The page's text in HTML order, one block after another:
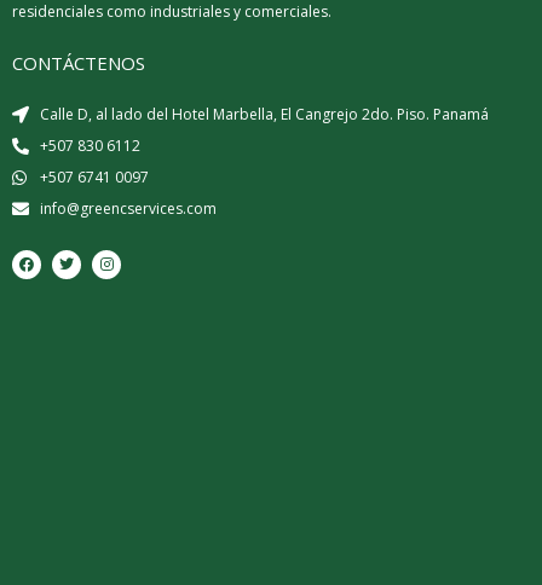
residenciales como industriales y comerciales.
CONTÁCTENOS
Calle D, al lado del Hotel Marbella, El Cangrejo 2do. Piso. Panamá
+507 830 6112
+507 6741 0097
info@greencservices.com
F
a
c
T
w
i
I
n
s